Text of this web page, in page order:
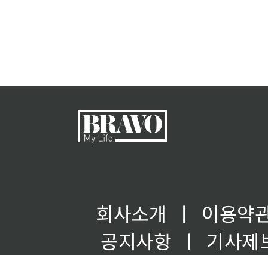
회사소개 ㅣ
이용약
공지사항
ㅣ
기사제